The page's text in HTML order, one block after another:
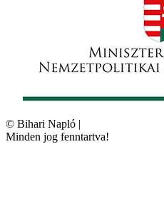
© Bihari Napló |
Minden jog fenntartva!